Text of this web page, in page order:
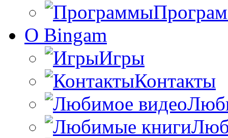
О Bingam
Игры
Контакты